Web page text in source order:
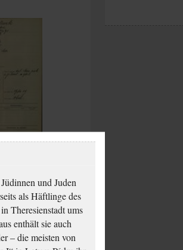
Žádost o
und Juden
als Häftlinge des
Theresienstadt ums
enthält sie auch
– die meisten von